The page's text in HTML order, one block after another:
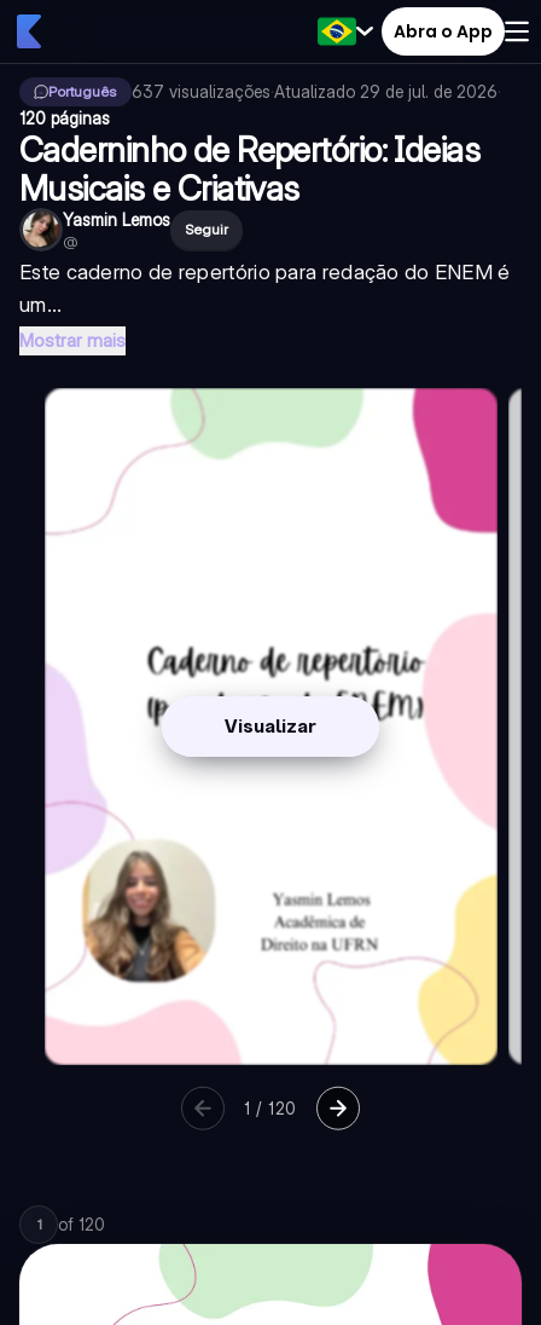
Abra o App
Português 637 visualizações·Atualizado 29 de jul. de 2026·
120 páginas
Caderninho de Repertório: Ideias
Musicais e Criativas
Yasmin Lemos
@
Seguir
Este caderno de repertório para redação do ENEM é
um...
Mostrar mais
Visualizar
1 /120
1 of 120